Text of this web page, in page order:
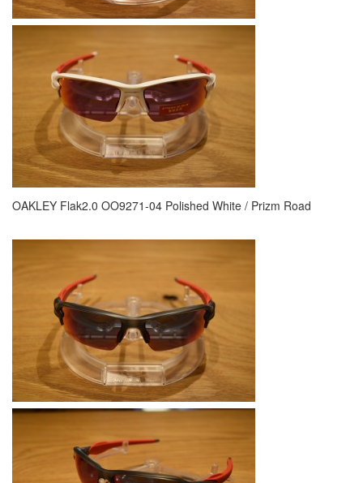
OAKLEY Flak2.0 OO9271-04 Polished White / Prizm Road